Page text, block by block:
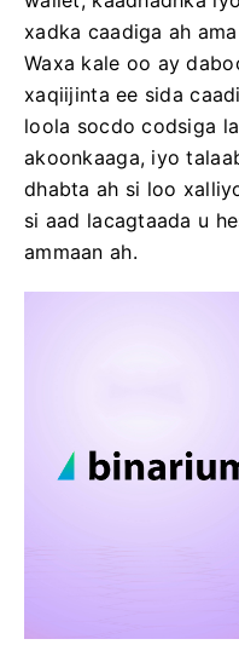
xadka caadiga ah
Waxa kale oo ay
xaqiijinta ee sida
loola socdo codsiga
akoonkaaga, iyo
dhabta ah si loo
si aad lacagtaada u
ammaan ah.